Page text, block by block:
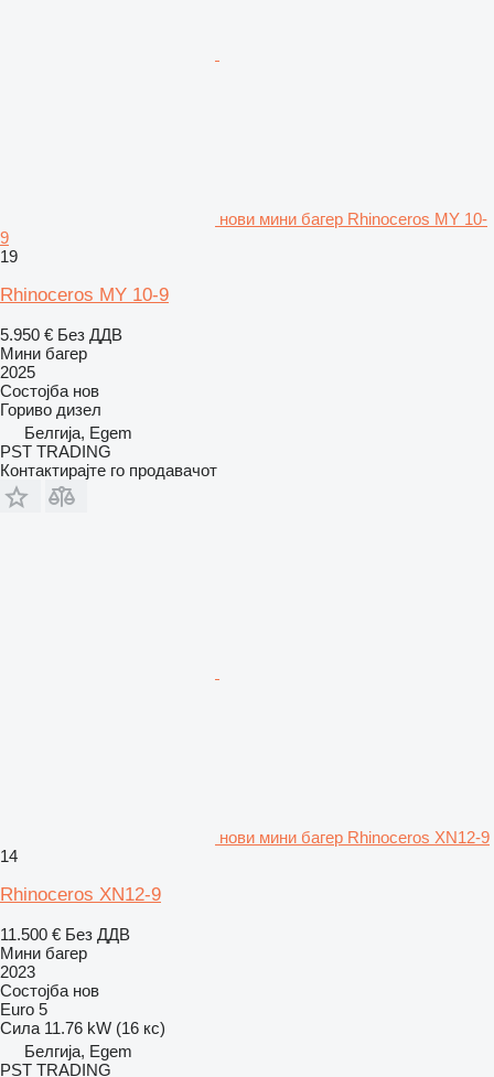
нови мини багер Rhinoceros MY 10-
9
19
Rhinoceros MY 10-9
5.950 € Без ДДВ
Мини багер
2025
Состојба нов
Гориво дизел
Белгија, Egem
PST TRADING
Контактирајте го продавачот
нови мини багер Rhinoceros XN12-9
14
Rhinoceros XN12-9
11.500 € Без ДДВ
Мини багер
2023
Состојба нов
Euro 5
Сила 11.76 kW (16 кс)
Белгија, Egem
PST TRADING